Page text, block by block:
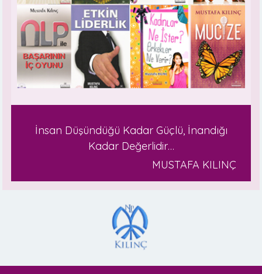
İnsan Düşündüğü Kadar Güçlü, İnandığı
Kadar Değerlidir…
MUSTAFA KILINÇ